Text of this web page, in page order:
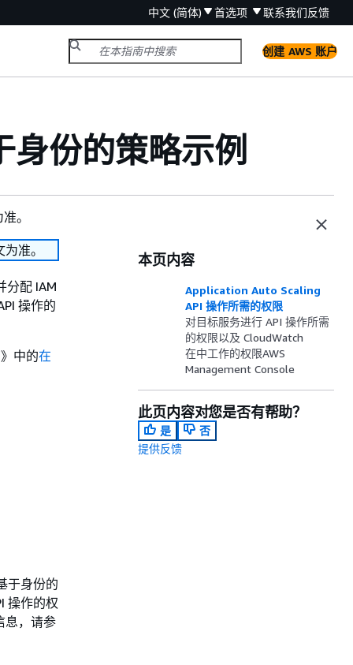
中文 (简体) 首选项 联系我们反馈
创建 AWS 账户
份的策略示例
。
准。
分配 IAM
操作的
中的在
于身份的
操作的权
息，请参
本页内容
Application Auto Scaling
API 操作所需的权限
对目标服务进行 API 操作所需
的权限以及 CloudWatch
在中工作的权限AWS
Management Console
此页内容对您是否有帮助？
是
否
提供反馈